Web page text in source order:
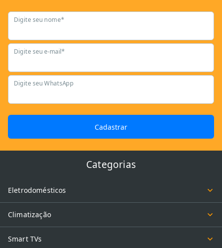
Digite seu nome*
Digite seu e-mail*
Digite seu WhatsApp
Cadastrar
Categorias
Eletrodomésticos
Climatização
Smart TVs